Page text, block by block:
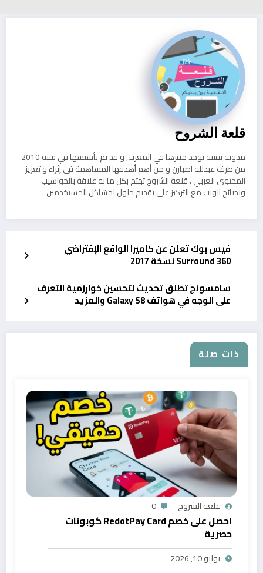
قلعة الشروح
مدونة تقنية يوجد مقرها في المغرب, و قد تم تأسيسها في سنة 2010
من طرف عبدلله اصبارن و من أهم أهدفها المساهمة في إثراء و تعزيز
المحتوى العربي . قلعة الشروح تهتم بكل ما له علاقة بالحواسيب
ونصائح الويب مع التركيز على تقديم حلول لمشاكل المستخدمين
فيس بوك تعلن عن كاميرا الواقع الإفتراضي
Surround 360 نسخة 2017
سامسونج تطلق تحديث لتحسين خوارزمية التعرف
على الوجه في هواتف Galaxy S8 والمزيد
ذات صلة
قلعة الشروح 0
احصل على خصم RedotPay Card كوبونات
حصرية
يوليو 10, 2026